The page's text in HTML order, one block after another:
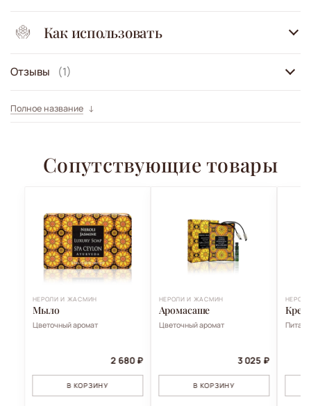
Как использовать
Отзывы (1)
Полное название
Сопутствующие товары
НЕРОЛИ И ЖАСМИН
Мыло
Цветочный аромат
2 680 ₽
В КОРЗИНУ
НЕРОЛИ И ЖАСМИН
Аромасаше
Цветочный аромат
3 025 ₽
В КОРЗИНУ
Крем
Питает